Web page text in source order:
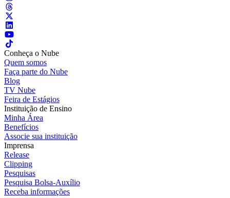
Conheça o Nube
Quem somos
Faça parte do Nube
Blog
TV Nube
Feira de Estágios
Instituição de Ensino
Minha Área
Benefícios
Associe sua instituição
Imprensa
Release
Clipping
Pesquisas
Pesquisa Bolsa-Auxílio
Receba informações